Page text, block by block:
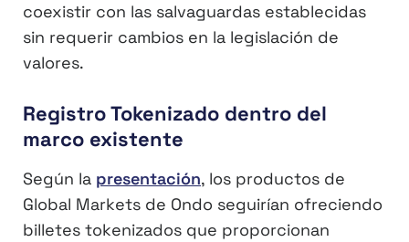
coexistir con las salvaguardas establecidas
sin requerir cambios en la legislación de
valores.
Registro Tokenizado dentro del
marco existente
Según la presentación, los productos de
Global Markets de Ondo seguirían ofreciendo
billetes tokenizados que proporcionan